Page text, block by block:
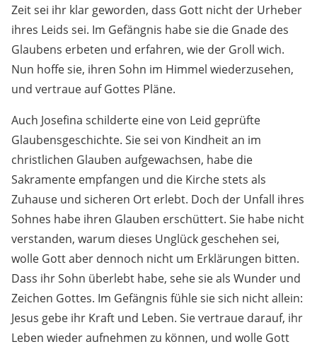
Zeit sei ihr klar geworden, dass Gott nicht der Urheber
ihres Leids sei. Im Gefängnis habe sie die Gnade des
Glaubens erbeten und erfahren, wie der Groll wich.
Nun hoffe sie, ihren Sohn im Himmel wiederzusehen,
und vertraue auf Gottes Pläne.
Auch Josefina schilderte eine von Leid geprüfte
Glaubensgeschichte. Sie sei von Kindheit an im
christlichen Glauben aufgewachsen, habe die
Sakramente empfangen und die Kirche stets als
Zuhause und sicheren Ort erlebt. Doch der Unfall ihres
Sohnes habe ihren Glauben erschüttert. Sie habe nicht
verstanden, warum dieses Unglück geschehen sei,
wolle Gott aber dennoch nicht um Erklärungen bitten.
Dass ihr Sohn überlebt habe, sehe sie als Wunder und
Zeichen Gottes. Im Gefängnis fühle sie sich nicht allein:
Jesus gebe ihr Kraft und Leben. Sie vertraue darauf, ihr
Leben wieder aufnehmen zu können, und wolle Gott